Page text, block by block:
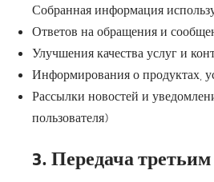
Собранная информация
Ответов на обращения и
Улучшения качества услуг и
Информирования о продуктах,
Рассылки новостей и
пользователя)
3. Передача